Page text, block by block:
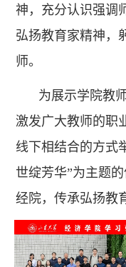
神，充分认识强调
弘扬教育家精神，
师。
为展示学院教
激发广大教师的职
线下相结合的方式
世绽芳华”为主题
经院，传承弘扬教